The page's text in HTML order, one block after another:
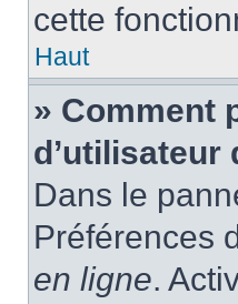
cette
Haut
» Comment
d’utilisateur
Dans le
Préférences
en ligne.